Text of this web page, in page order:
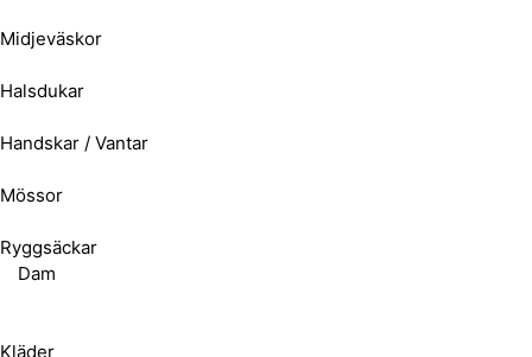
Midjeväskor
Halsdukar
Handskar / Vantar
Mössor
Ryggsäckar
Dam
Kläder